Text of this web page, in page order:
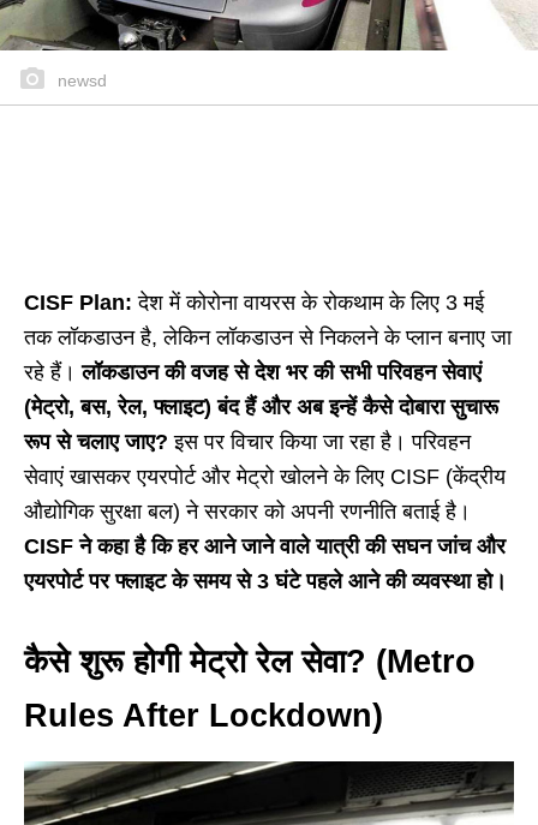
newsd
CISF Plan:देश में कोरोना वायरस के रोकथाम के लिए 3 मई
तक लॉकडाउन है, लेकिन लॉकडाउन से निकलने के प्लान बनाए जा
रहे हैं।लॉकडाउन की वजह से देश भर की सभी परिवहन सेवाएं
(मेट्रो, बस, रेल, फ्लाइट) बंद हैं और अब इन्हें कैसे दोबारा सुचारू
रूप से चलाए जाए? इस पर विचार किया जा रहा है। परिवहन
सेवाएं खासकर एयरपोर्ट और मेट्रो खोलने के लिए CISF (केंद्रीय
औद्योगिक सुरक्षा बल) ने सरकार को अपनी रणनीति बताई है।
CISF ने कहा है कि हर आने जाने वाले यात्री की सघन जांच और
एयरपोर्ट पर फ्लाइट के समय से 3 घंटे पहले आने की व्यवस्था हो।
कैसे शुरू होगी मेट्रो रेल सेवा? (Metro
Rules After Lockdown)